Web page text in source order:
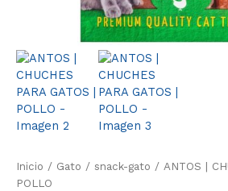
Inicio / Gato / snack-gato / ANTOS |
POLLO